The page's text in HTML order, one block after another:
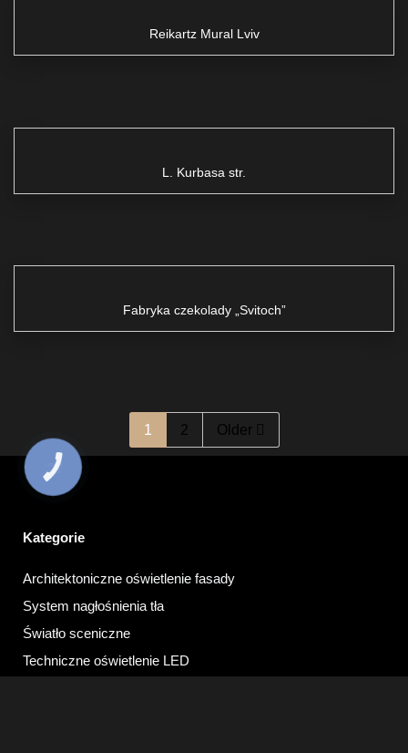
Reikartz Mural Lviv
L. Kurbasa str.
Fabryka czekolady „Svitoch”
1 2 Older
Kategorie
Architektoniczne oświetlenie fasady
System nagłośnienia tła
Światło sceniczne
Techniczne oświetlenie LED
КНОПКА
ЗВ'ЯЗКУ